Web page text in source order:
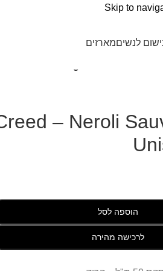
Skip to
לנשיםמארזים
– Neroli
הוספה לסל
לרכישה מהירה